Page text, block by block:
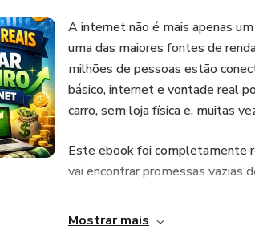
A internet não é mais apenas
uma das maiores fontes de
milhões de pessoas estão
básico, internet e vontade real
carro, sem loja física e, muitas
Este ebook foi completamente
vai encontrar promessas vazias
Mostrar mais